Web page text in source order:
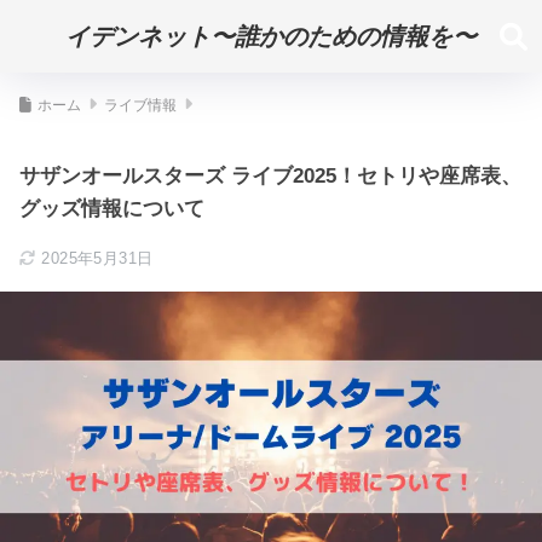
イデンネット〜誰かのための情報を〜
ホーム ライブ情報
サザンオールスターズ ライブ2025！セトリや座席表、
グッズ情報について
2025年5月31日